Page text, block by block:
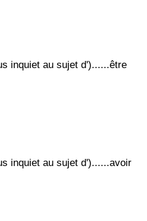
inquiet au sujet d')......être
inquiet au sujet d')......avoir